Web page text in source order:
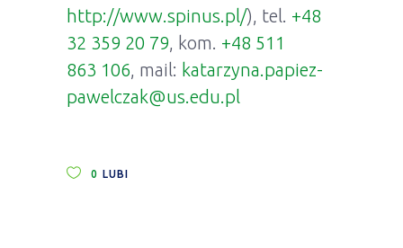
http://www.spinus.pl/), tel. +48
32 359 20 79, kom. +48 511
863 106, mail: katarzyna.papiez-
pawelczak@us.edu.pl
0 LUBI